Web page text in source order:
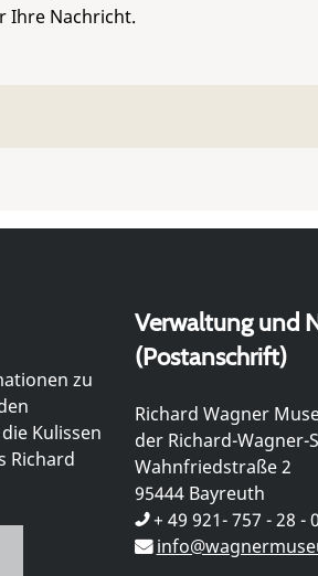
Ihre Nachricht.
zu
Kulissen
Richard
Verwaltung und
(Postanschrift)
Richard Wagner
der Richard-Wagner-
Wahnfriedstraße 2
95444 Bayreuth
+ 49 921- 757 - 28 - 0